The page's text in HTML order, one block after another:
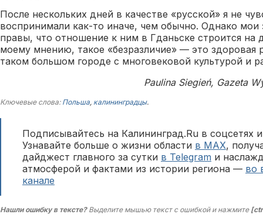
После нескольких дней в качестве «русской» я не
воспринимали как-то иначе, чем обычно. Однако мои
правы, что отношение к ним в Гданьске строится на
моему мнению, такое «безразличие» — это здоровая
таком большом городе с многовековой культурой и
Paulina Siegień, Gazeta
Ключевые слова: Польша, калининградцы.
Подписывайтесь на Калининград.Ru в соцсетях
Узнавайте больше о жизни области в MAX,
дайджест главного за сутки в Telegram и
атмосферой и фактами из истории региона — во
канале
Нашли ошибку в тексте?Выделите мышью текст с ошибкой и нажмите